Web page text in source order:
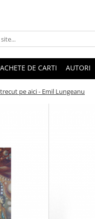
DE CARTI AUTORI
pe aici - Emil Lungeanu